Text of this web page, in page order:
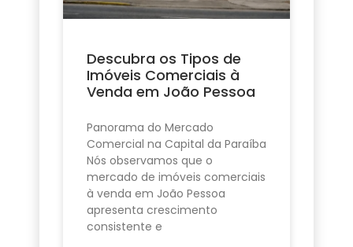
Descubra os Tipos de
Imóveis Comerciais à
Venda em João Pessoa
Panorama do Mercado
Comercial na Capital da Paraíba
Nós observamos que o
mercado de imóveis comerciais
à venda em João Pessoa
apresenta crescimento
consistente e